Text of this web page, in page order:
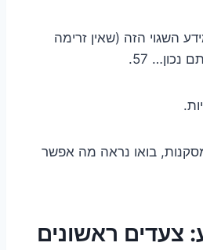
השגוי הזה (שאין זרימה
57.
בואו נראה מה אפשר
צעדים ראשונים